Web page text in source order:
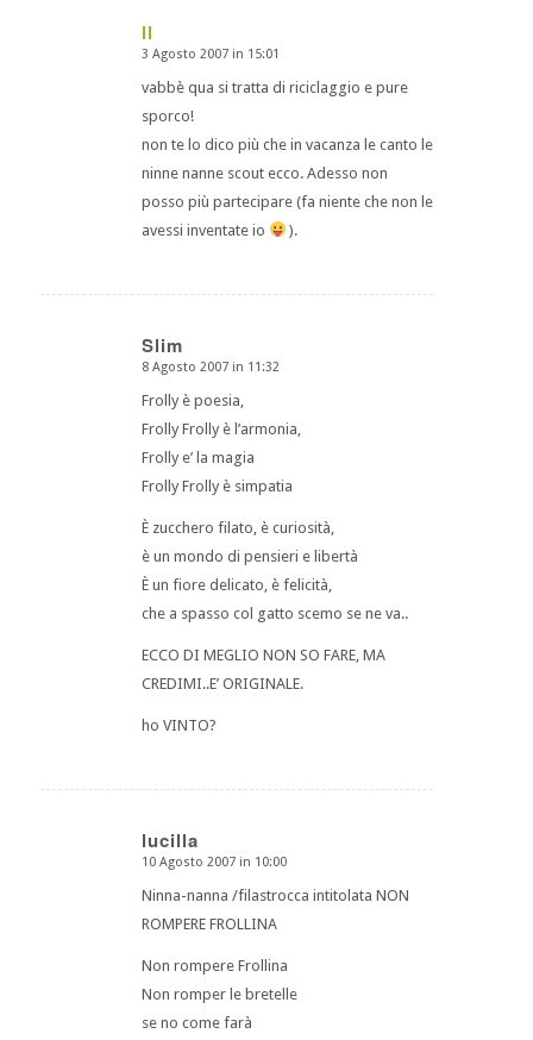
ll
dice:
3 Agosto 2007 in 15:01
vabbè qua si tratta di riciclaggio e pure
sporco!
non te lo dico più che in vacanza le canto le
ninne nanne scout ecco. Adesso non
posso più partecipare (fa niente che non le
avessi inventate io
).
Slim
dice:
8 Agosto 2007 in 11:32
Frolly è poesia,
Frolly Frolly è l’armonia,
Frolly e’ la magia
Frolly Frolly è simpatia
È zucchero filato, è curiosità,
è un mondo di pensieri e libertà
È un fiore delicato, è felicità,
che a spasso col gatto scemo se ne va..
ECCO DI MEGLIO NON SO FARE, MA
CREDIMI..E’ ORIGINALE.
ho VINTO?
lucilla
dice:
10 Agosto 2007 in 10:00
Ninna-nanna /filastrocca intitolata NON
ROMPERE FROLLINA
Non rompere Frollina
Non romper le bretelle
se no come farà